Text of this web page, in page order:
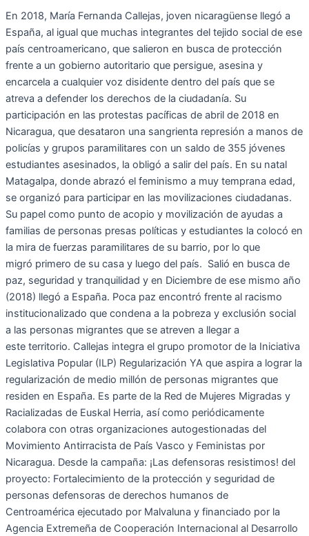
En 2018, María Fernanda Callejas, joven nicaragüense llegó a
España, al igual que muchas integrantes del tejido social de ese
país centroamericano, que salieron en busca de protección
frente a un gobierno autoritario que persigue, asesina y
encarcela a cualquier voz disidente dentro del país que se
atreva a defender los derechos de la ciudadanía. Su
participación en las protestas pacíficas de abril de 2018 en
Nicaragua, que desataron una sangrienta represión a manos de
policías y grupos paramilitares con un saldo de 355 jóvenes
estudiantes asesinados, la obligó a salir del país. En su natal
Matagalpa, donde abrazó el feminismo a muy temprana edad,
se organizó para participar en las movilizaciones ciudadanas.
Su papel como punto de acopio y movilización de ayudas a
familias de personas presas políticas y estudiantes la colocó en
la mira de fuerzas paramilitares de su barrio, por lo que
migró primero de su casa y luego del país. Salió en busca de
paz, seguridad y tranquilidad y en Diciembre de ese mismo año
(2018) llegó a España. Poca paz encontró frente al racismo
institucionalizado que condena a la pobreza y exclusión social
a las personas migrantes que se atreven a llegar a
este territorio. Callejas integra el grupo promotor de la Iniciativa
Legislativa Popular (ILP) Regularización YA que aspira a lograr la
regularización de medio millón de personas migrantes que
residen en España. Es parte de la Red de Mujeres Migradas y
Racializadas de Euskal Herria, así como periódicamente
colabora con otras organizaciones autogestionadas del
Movimiento Antirracista de País Vasco y Feministas por
Nicaragua. Desde la campaña: ¡Las defensoras resistimos! del
proyecto: Fortalecimiento de la protección y seguridad de
personas defensoras de derechos humanos de
Centroamérica ejecutado por Malvaluna y financiado por la
Agencia Extremeña de Cooperación Internacional al Desarrollo